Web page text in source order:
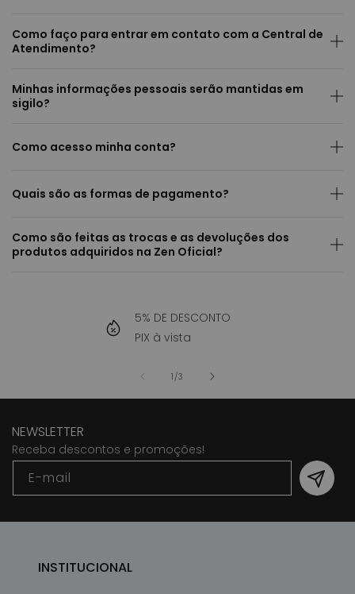
Como faço para entrar em contato com a Central de
Atendimento?
Minhas informações pessoais serão mantidas em
sigilo?
Como acesso minha conta?
Quais são as formas de pagamento?
Como são feitas as trocas e as devoluções dos
produtos adquiridos na Zen Oficial?
5% DE DESCONTO
PIX à vista
1 /de
3
NEWSLETTER
Receba descontos e promoções!
E-mail
INSTITUCIONAL